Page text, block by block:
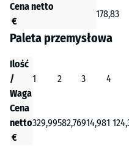
Cena netto
€
178,83
Paleta przemysłowa
Ilość
/
Waga
1 2 3 4
Cena
netto
€
329,99582,76914,981